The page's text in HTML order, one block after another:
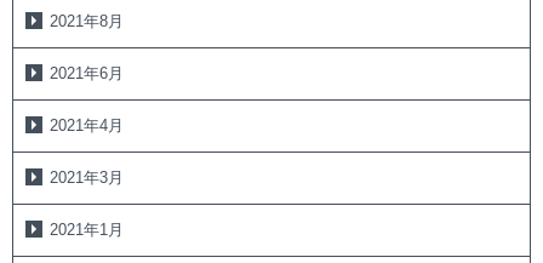
2021年8月
2021年6月
2021年4月
2021年3月
2021年1月